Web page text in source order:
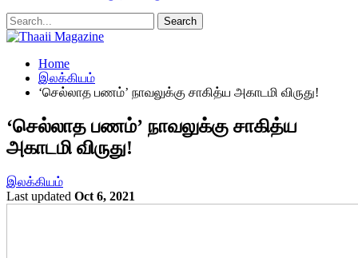
Home
இலக்கியம்
‘செல்லாத பணம்’ நாவலுக்கு சாகித்ய அகாடமி விருது!
‘செல்லாத பணம்’ நாவலுக்கு சாகித்ய
அகாடமி விருது!
இலக்கியம்
Last updated Oct 6, 2021